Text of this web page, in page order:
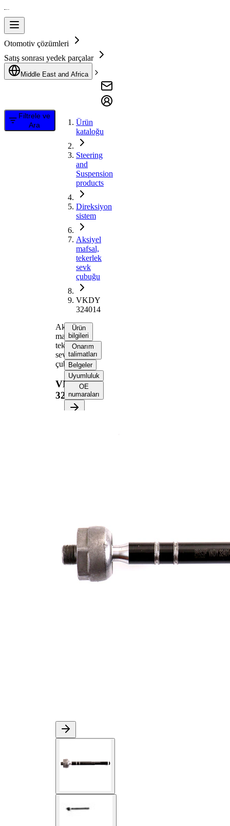
Otomotiv çözümleri
Satış sonrası yedek parçalar
Middle East and Africa
Filtrele ve
Ara
Ürün
kataloğu
Steering
and
Suspension
products
Direksiyon
sistem
Aksiyel
mafsal,
tekerlek
sevk
çubuğu
VKDY
324014
Aksiyel
mafsal,
tekerlek
sevk
çubuğu
VKDY
324014
Ürün
bilgileri
Onarım
talimatları
Belgeler
Uyumluluk
OE
numaraları
ölçüsü 1 1,5